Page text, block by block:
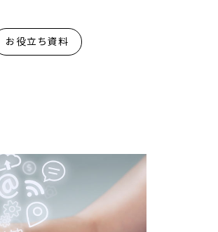
お役立ち資料